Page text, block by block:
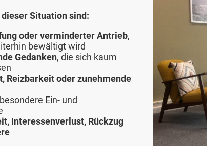
Situation sind:
oder verminderter Antrieb,
bewältigt wird
Gedanken, die sich kaum
Reizbarkeit oder zunehmende
Ein- und
Interessenverlust, Rückzug